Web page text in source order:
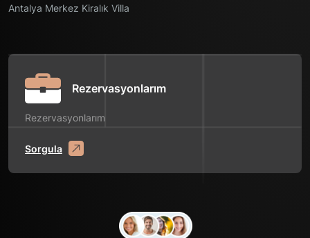
Antalya Merkez Kiralık Villa
Rezervasyonlarım
Rezervasyonlarım
Sorgula